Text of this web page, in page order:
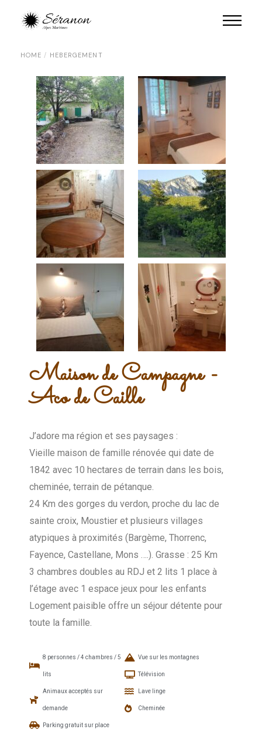
HOME HEBERGEMENT
Maison de Campagne -
Aco de Caille
J’adore ma région et ses paysages :
Vieille maison de famille rénovée qui date de
1842 avec 10 hectares de terrain dans les bois,
cheminée, terrain de pétanque.
24 Km des gorges du verdon, proche du lac de
sainte croix, Moustier et plusieurs villages
atypiques à proximités (Bargème, Thorrenc,
Fayence, Castellane, Mons ….). Grasse : 25 Km
3 chambres doubles au RDJ et 2 lits 1 place à
l’étage avec 1 espace jeux pour les enfants
Logement paisible offre un séjour détente pour
toute la famille.
8 personnes / 4 chambres / 5
lits
Animaux acceptés sur
demande
Parking gratuit sur place
Vue sur les montagnes
Télévision
Lave linge
Cheminée